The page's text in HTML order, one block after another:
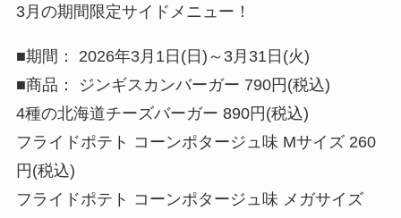
3月の期間限定サイドメニュー！
■期間： 2026年3月1日(日)～3月31日(火)
■商品： ジンギスカンバーガー 790円(税込)
4種の北海道チーズバーガー 890円(税込)
フライドポテト コーンポタージュ味 Mサイズ 260
円(税込)
フライドポテト コーンポタージュ味 メガサイズ